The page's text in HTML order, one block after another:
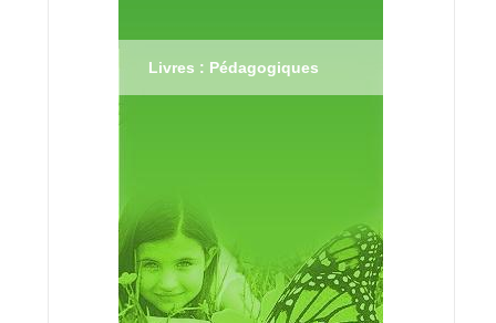
Livres : Pédagogiques